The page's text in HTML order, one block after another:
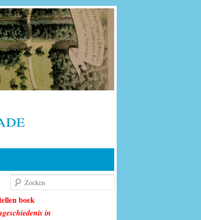
boek
in